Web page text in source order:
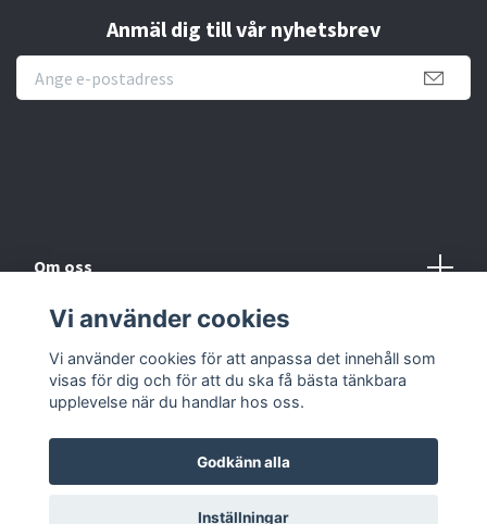
Anmäl dig till vår nyhetsbrev
Om oss
Köpvillkor
Kontakt
Vi använder cookies
Vi använder cookies för att anpassa det innehåll som
visas för dig och för att du ska få bästa tänkbara
upplevelse när du handlar hos oss.
Godkänn alla
Inställningar